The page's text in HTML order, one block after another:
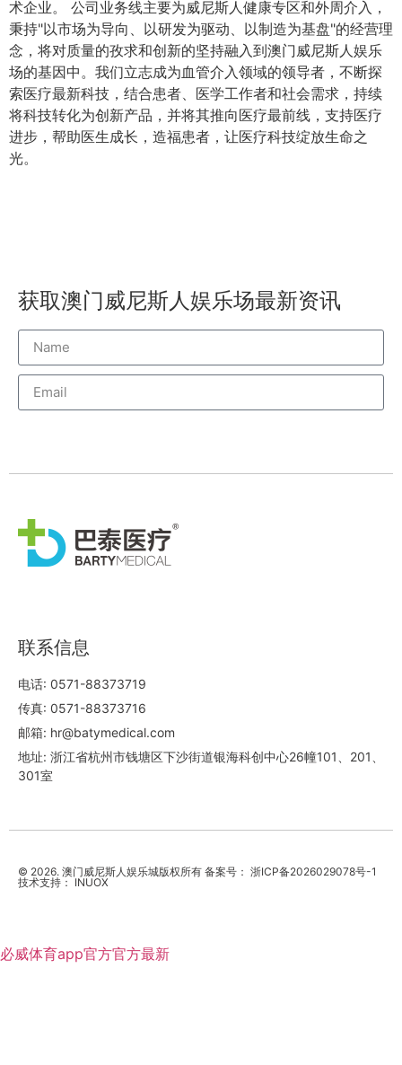
术企业。 公司业务线主要为威尼斯人健康专区和外周介入，
秉持"以市场为导向、以研发为驱动、以制造为基盘"的经营理
念，将对质量的孜求和创新的坚持融入到澳门威尼斯人娱乐
场的基因中。我们立志成为血管介入领域的领导者，不断探
索医疗最新科技，结合患者、医学工作者和社会需求，持续
将科技转化为创新产品，并将其推向医疗最前线，支持医疗
进步，帮助医生成长，造福患者，让医疗科技绽放生命之
光。
获取澳门威尼斯人娱乐场最新资讯
联系信息
电话: 0571-88373719
传真: 0571-88373716
邮箱: hr@batymedical.com
地址: 浙江省杭州市钱塘区下沙街道银海科创中心26幢101、201、
301室
© 2026. 澳门威尼斯人娱乐城版权所有 备案号： 浙ICP备2026029078号-1
技术支持：INUOX
必威体育app官方官方最新